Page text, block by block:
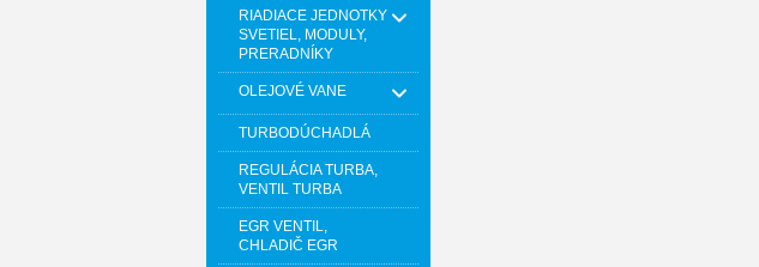
RIADIACE JEDNOTKY
SVETIEL, MODULY,
PRERADNÍKY
OLEJOVÉ VANE
TURBODÚCHADLÁ
REGULÁCIA TURBA,
VENTIL TURBA
EGR VENTIL,
CHLADIČ EGR